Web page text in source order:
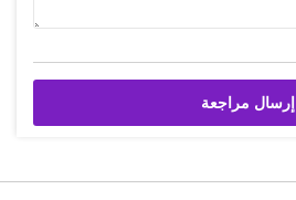
إرسال مراجعة